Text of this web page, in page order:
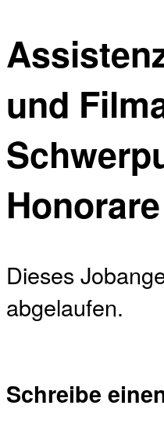
und
Dieses
abgelaufen.
Schreibe